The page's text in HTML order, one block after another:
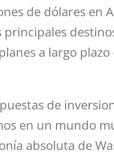
de dólares en
a largo
de
en un mundo
absoluta de